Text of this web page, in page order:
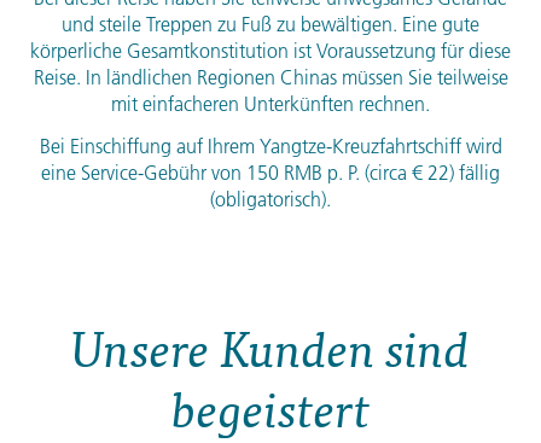
und steile Treppen zu Fuß zu bewältigen. Eine gute
körperliche Gesamtkonstitution ist Voraussetzung für diese
Reise. In ländlichen Regionen Chinas müssen Sie teilweise
mit einfacheren Unterkünften rechnen.
Bei Einschiffung auf Ihrem Yangtze-Kreuzfahrtschiff wird
eine Service-Gebühr von 150 RMB p. P. (circa € 22) fällig
(obligatorisch).
Unsere Kunden sind
begeistert